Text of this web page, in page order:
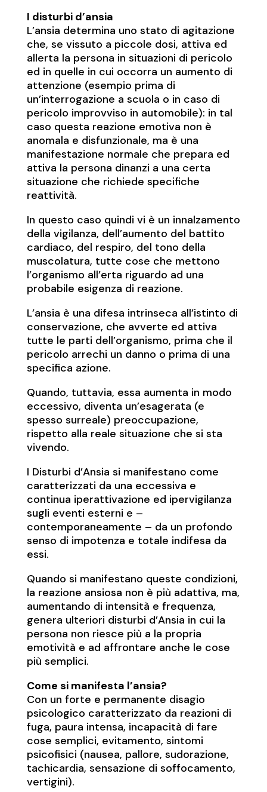
I disturbi d’ansia
L’ansia determina uno stato di agitazione
che, se vissuto a piccole dosi, attiva ed
allerta la persona in situazioni di pericolo
ed in quelle in cui occorra un aumento di
attenzione (esempio prima di
un’interrogazione a scuola o in caso di
pericolo improvviso in automobile): in tal
caso questa reazione emotiva non è
anomala e disfunzionale, ma è una
manifestazione normale che prepara ed
attiva la persona dinanzi a una certa
situazione che richiede specifiche
reattività.
In questo caso quindi vi è un innalzamento
della vigilanza, dell’aumento del battito
cardiaco, del respiro, del tono della
muscolatura, tutte cose che mettono
l’organismo all’erta riguardo ad una
probabile esigenza di reazione.
L’ansia è una difesa intrinseca all’istinto di
conservazione, che avverte ed attiva
tutte le parti dell’organismo, prima che il
pericolo arrechi un danno o prima di una
specifica azione.
Quando, tuttavia, essa aumenta in modo
eccessivo, diventa un’esagerata (e
spesso surreale) preoccupazione,
rispetto alla reale situazione che si sta
vivendo.
I Disturbi d’Ansia si manifestano come
caratterizzati da una eccessiva e
continua iperattivazione ed ipervigilanza
sugli eventi esterni e –
contemporaneamente – da un profondo
senso di impotenza e totale indifesa da
essi.
Quando si manifestano queste condizioni,
la reazione ansiosa non è più adattiva, ma,
aumentando di intensità e frequenza,
genera ulteriori disturbi d’Ansia in cui la
persona non riesce più a la propria
emotività e ad affrontare anche le cose
più semplici.
Come si manifesta l’ansia?
Con un forte e permanente disagio
psicologico caratterizzato da reazioni di
fuga, paura intensa, incapacità di fare
cose semplici, evitamento, sintomi
psicofisici (nausea, pallore, sudorazione,
tachicardia, sensazione di soffocamento,
vertigini).